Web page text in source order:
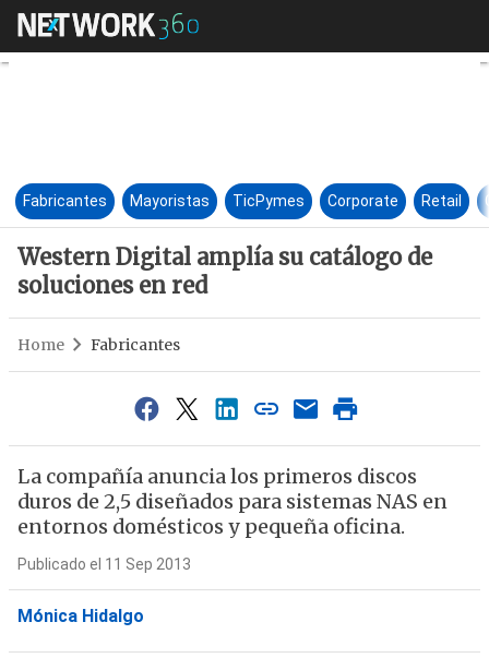
Western Digital amplía su
Fabricantes Mayoristas TicPymes Corporate Retail
Western Digital amplía su catálogo de
soluciones en red
Home Fabricantes
La compañía anuncia los primeros discos
duros de 2,5 diseñados para sistemas NAS en
entornos domésticos y pequeña oficina.
Publicado el 11 Sep 2013
Mónica Hidalgo